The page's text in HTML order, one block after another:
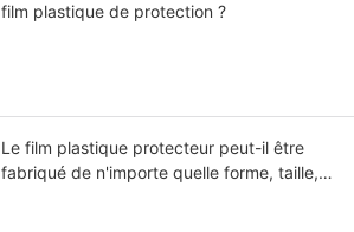
film plastique de protection ?
Le film plastique protecteur peut-il être
fabriqué de n'importe quelle forme, taille,